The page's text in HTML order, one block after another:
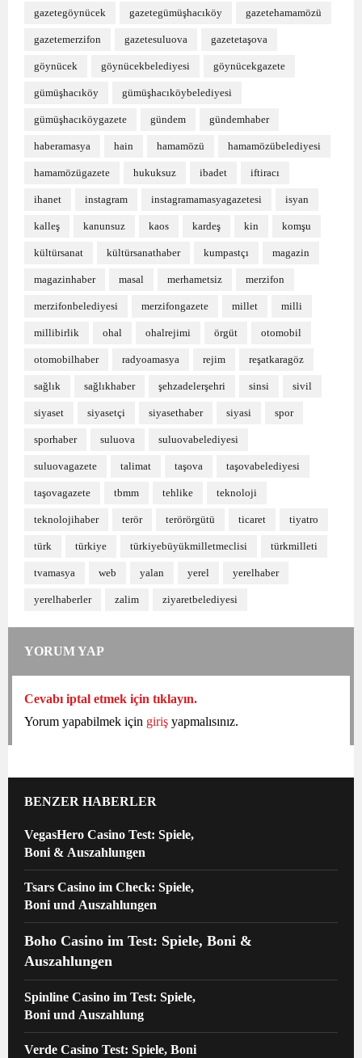
gazetegöynücek gazetegümüşhacıköy gazetehamamözü
gazetemerzifon gazetesuluova gazetetaşova
göynücek göynücekbelediyesi göynücekgazete
gümüşhacıköy gümüşhacıköybelediyesi
gümüşhacıköygazete gündem gündemhaber
haberamasya hain hamamözü hamamözübelediyesi
hamamözügazete hukuksuz ibadet iftiracı
ihanet instagram instagramamasyagazetesi isyan
kalleş kanunsuz kaos kardeş kin komşu
kültürsanat kültürsanathaber kumpastçı magazin
magazinhaber masal merhametsiz merzifon
merzifonbelediyesi merzifongazete millet milli
millibirlik ohal ohalrejimi örgüt otomobil
otomobilhaber radyoamasya rejim reşatkaragöz
sağlık sağlıkhaber şehzadelerşehri sinsi sivil
siyaset siyasetçi siyasethaber siyasi spor
sporhaber suluova suluovabelediyesi
suluovagazete talimat taşova taşovabelediyesi
taşovagazete tbmm tehlike teknoloji
teknolojihaber terör terörörgütü ticaret tiyatro
türk türkiye türkiyebüyükmilletmeclisi türkmilleti
tvamasya web yalan yerel yerelhaber
yerelhaberler zalim ziyaretbelediyesi
YORUM YAP
Cevabı iptal etmek için tıklayın.
Yorum yapabilmek için giriş yapmalısınız.
BENZER HABERLER
VegasHero Casino Test: Spiele,
Boni & Auszahlungen
Tsars Casino im Check: Spiele,
Boni und Auszahlungen
Boho Casino im Test: Spiele, Boni &
Auszahlungen
Spinline Casino im Test: Spiele,
Boni und Auszahlung
Verde Casino Test: Spiele, Boni